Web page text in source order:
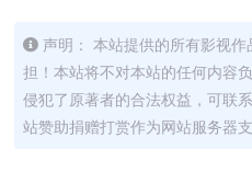
声明： 本站提供的所有影视
担！本站将不对本站的任何内容
侵犯了原著者的合法权益，可联
站赞助捐赠打赏作为网站服务器